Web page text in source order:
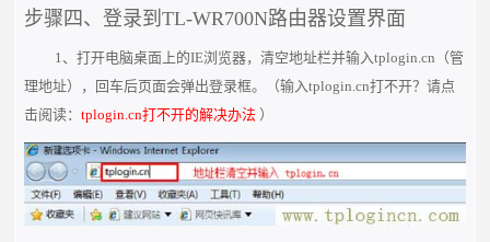
步骤四、登录到TL-WR700N路由器设置界面
1、打开电脑桌面上的IE浏览器，清空地址栏并输入tplogin.cn（管
理地址），回车后页面会弹出登录框。（输入tplogin.cn打不开？请点
击阅读：tplogin.cn打不开的解决办法 ）